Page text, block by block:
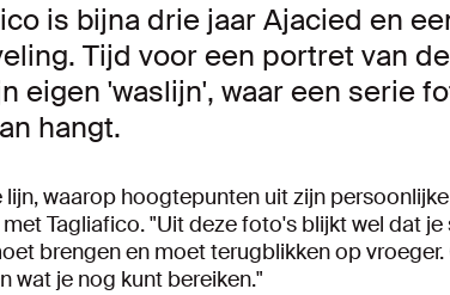
is bijna drie jaar Ajacied en
Tijd voor een portret van
eigen 'waslijn', waar een serie
hangt.
lijn, waarop hoogtepunten uit zijn
Tagliafico. "Uit deze foto's blijkt wel dat
brengen en moet terugblikken op vroeger.
wat je nog kunt bereiken."